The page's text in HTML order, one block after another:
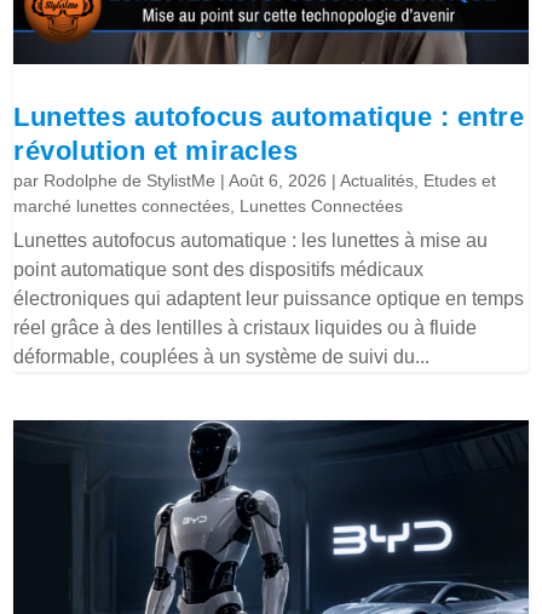
Lunettes autofocus automatique : entre
révolution et miracles
par Rodolphe de StylistMe |Août 6, 2026 |Actualités, Etudes et
marché lunettes connectées, Lunettes Connectées
Lunettes autofocus automatique : les lunettes à mise au
point automatique sont des dispositifs médicaux
électroniques qui adaptent leur puissance optique en temps
réel grâce à des lentilles à cristaux liquides ou à fluide
déformable, couplées à un système de suivi du...